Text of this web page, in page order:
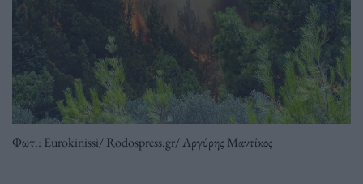
Φωτ.: Eurokinissi/ Rodospress.gr/ Αργύρης Μαντίκος